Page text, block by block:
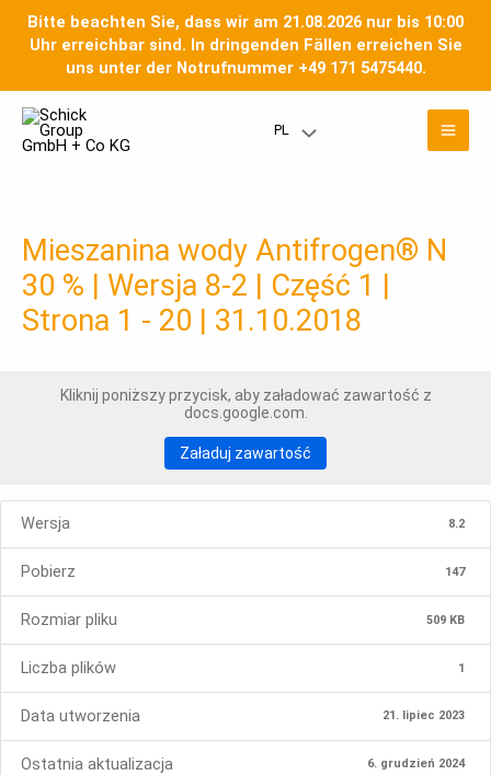
Bitte beachten Sie, dass wir am 21.08.2026 nur bis 10:00
Uhr erreichbar sind. In dringenden Fällen erreichen Sie
uns unter der Notrufnummer +49 171 5475440.
treści
PL Przełączanie
Mieszanina wody Antifrogen® N
30 % | Wersja 8-2 | Część 1 |
Strona 1 - 20 | 31.10.2018
Kliknij poniższy przycisk, aby załadować zawartość z
docs.google.com.
Załaduj zawartość
Wersja 8.2
Pobierz 147
Rozmiar pliku 509 KB
Liczba plików 1
Data utworzenia 21. lipiec 2023
Ostatnia aktualizacja 6. grudzień 2024